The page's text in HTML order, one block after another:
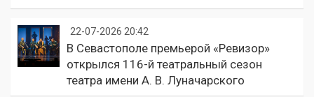
22-07-2026 20:42
В Севастополе премьерой «Ревизор»
открылся 116-й театральный сезон
театра имени А. В. Луначарского